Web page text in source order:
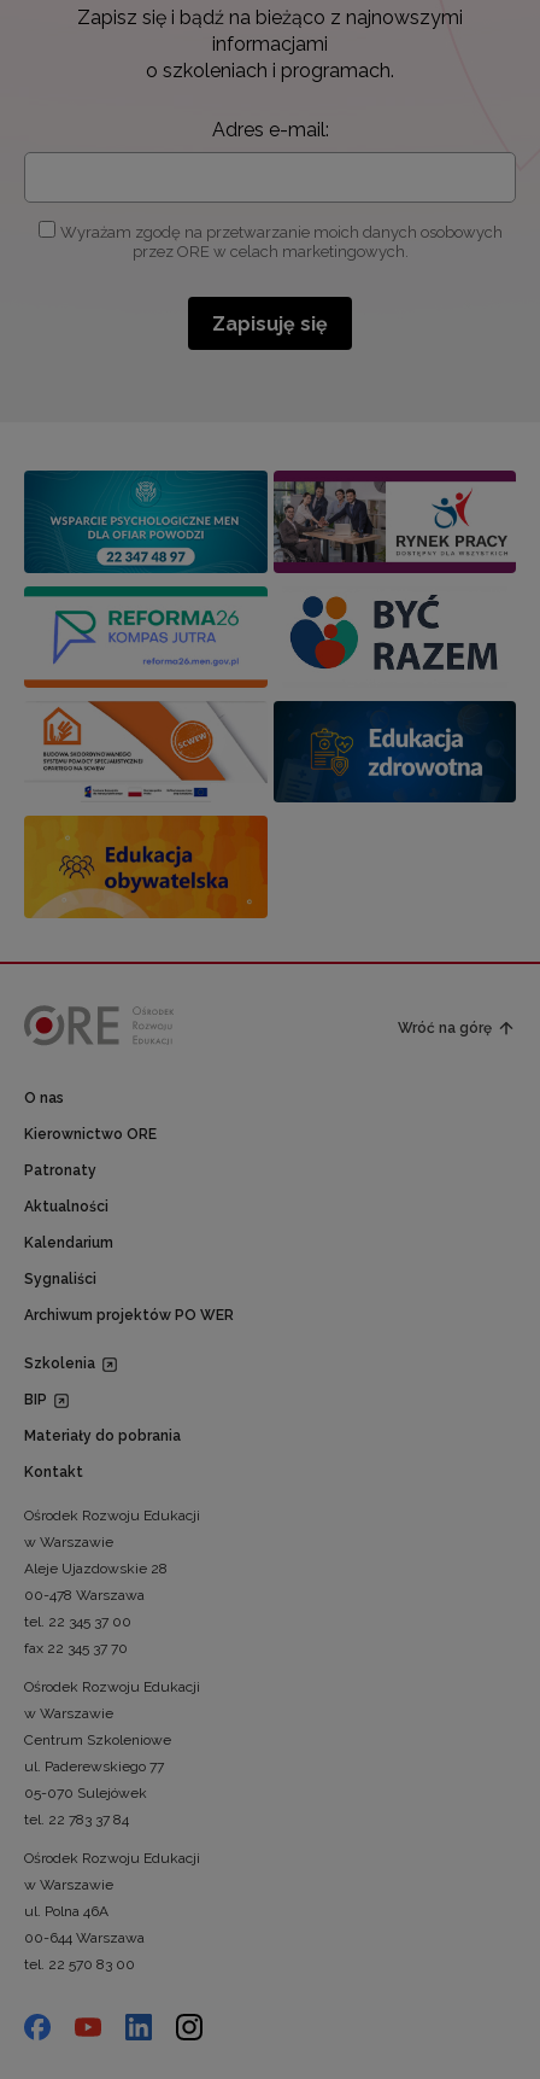
Zapisz się i bądź na bieżąco z najnowszymi
informacjami
o szkoleniach i programach.
Adres e-mail:
Wyrażam zgodę na przetwarzanie moich danych osobowych
przez ORE w celach marketingowych.
Zapisuję się
Wróć na górę
O nas
Kierownictwo ORE
Patronaty
Aktualności
Kalendarium
Sygnaliści
Archiwum projektów PO WER
Szkolenia
BIP
Materiały do pobrania
Kontakt
Ośrodek Rozwoju Edukacji
w Warszawie
Aleje Ujazdowskie 28
00-478 Warszawa
tel. 22 345 37 00
fax 22 345 37 70
Ośrodek Rozwoju Edukacji
w Warszawie
Centrum Szkoleniowe
ul. Paderewskiego 77
05-070 Sulejówek
tel. 22 783 37 84
Ośrodek Rozwoju Edukacji
w Warszawie
ul. Polna 46A
00-644 Warszawa
tel. 22 570 83 00